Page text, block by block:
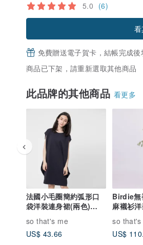
5.0 (6)
免費贈送電子賀卡，結帳完成後
商品已下架，請重新選取其他商品
此品牌的其他商品 看更多
法國小毛圈簡約弧形口
袋洋裝連身裙(兩色)
so that's me
US$ 43.66
Birdie無
麻襯衫
so that's
US$